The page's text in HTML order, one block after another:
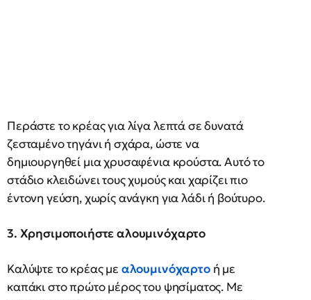
Περάστε το κρέας για λίγα λεπτά σε δυνατά
ζεσταμένο τηγάνι ή σχάρα, ώστε να
δημιουργηθεί μια χρυσαφένια κρούστα. Αυτό το
στάδιο κλειδώνει τους χυμούς και χαρίζει πιο
έντονη γεύση, χωρίς ανάγκη για λάδι ή βούτυρο.
3. Χρησιμοποιήστε αλουμινόχαρτο
Καλύψτε το κρέας με αλουμινόχαρτο ή με
καπάκι στο πρώτο μέρος του ψησίματος. Με